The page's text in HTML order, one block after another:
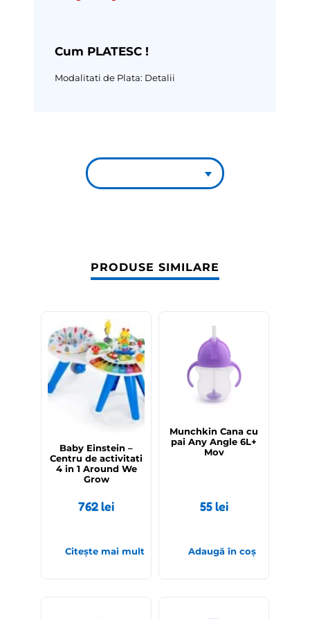
Cum PLATESC !
Modalitati de Plata: Detalii
PRODUSE SIMILARE
Out of stock
Baby Einstein –
Centru de activitati
4 in 1 Around We
Grow
762lei
Citește mai mult
Munchkin Cana cu
pai Any Angle 6L+
Mov
55lei
Adaugă în coș